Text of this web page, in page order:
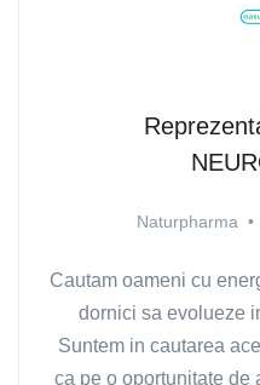
Naturpharma •
Cautam oameni cu
dornici sa evolueze
Suntem in cautarea
ca pe o oportunitate de